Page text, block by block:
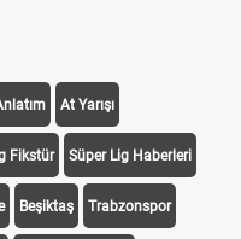
At Yarışı
Fikstür Süper Lig Haberleri
Beşiktaş Trabzonspor